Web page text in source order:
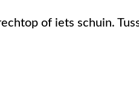
of iets schuin.